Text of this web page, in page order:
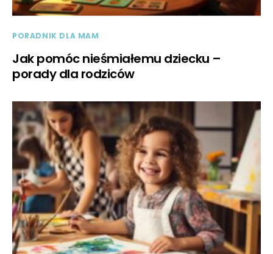
PORADNIK DLA MAM
Jak pomóc nieśmiałemu dziecku –
porady dla rodziców